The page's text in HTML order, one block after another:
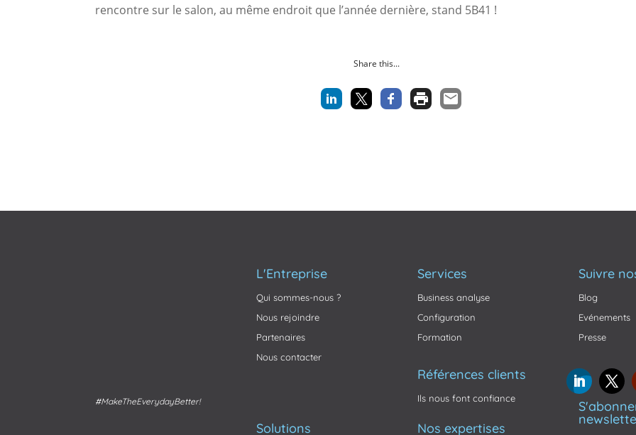
rencontre sur le salon, au même endroit que l’année dernière, stand 5B41 !
Share this...
#MakeTheEverydayBetter!
L'Entreprise
Qui sommes-nous ?
Nous rejoindre
Partenaires
Nous contacter
Solutions
Services
Business analyse
Configuration
Formation
Références clients
Ils nous font confiance
Nos expertises
Suivre
Blog
Evénements
Presse